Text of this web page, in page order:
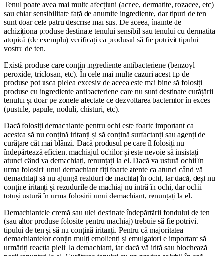
Tenul poate avea mai multe afecțiuni (acnee, dermatite, rozacee, etc)
sau chiar sensibilitate față de anumite ingrediente, dar tipuri de ten
sunt doar cele patru descrise mai sus. De aceea, înainte de
achiziționa produse destinate tenului sensibil sau tenului cu dermatita
atopică (de exemplu) verificați ca produsul să fie potrivit tipului
vostru de ten.
Există produse care conțin ingrediente antibacteriene (benzoyl
peroxide, triclosan, etc). În cele mai multe cazuri acest tip de
produse pot usca pielea excesiv de aceea este mai bine să folosiți
produse cu ingrediente antibacteriene care nu sunt destinate curățării
tenului și doar pe zonele afectate de dezvoltarea bacteriilor în exces
(pustule, papule, noduli, chisturi, etc).
Dacă folosiți demachiante pentru ochi este foarte important ca
acestea să nu conțină iritanți și să conțină surfactanți sau agenți de
curățare cât mai blânzi. Dacă produsul pe care îl folosiți nu
îndepărtează eficient machiajul ochilor și este nevoie să insistați
atunci când va demachiați, renunțați la el. Dacă va ustură ochii în
urma folosirii unui demachiant fiți foarte atente ca atunci când vă
demachiați să nu ajungă reziduri de machiaj în ochi, iar dacă, deși nu
conține iritanți și rezudurile de machiaj nu intră în ochi, dar ochii
totuși ustură în urma folosirii unui demachiant, renunțați la el.
Demachiantele cremă sau ulei destinate îndepărtării fondului de ten
(sau altor produse folosite pentru machiaj) trebuie să fie potrivit
tipului de ten și să nu conțină iritanți. Pentru că majoritatea
demachiantelor conțin mulți emolienți și emulgatori e important să
urmăriți reacția pielii la demachiant, iar dacă vă irită sau blochează